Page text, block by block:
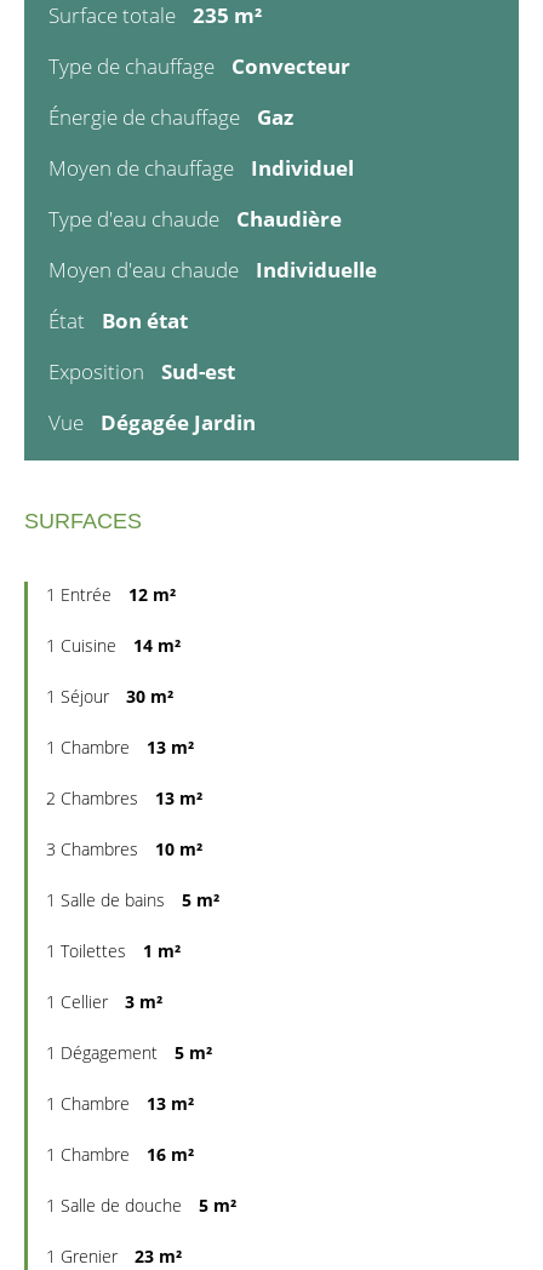
Surface totale
235 m²
Type de chauffage
Convecteur
Énergie de chauffage
Gaz
Moyen de chauffage
Individuel
Type d'eau chaude
Chaudière
Moyen d'eau chaude
Individuelle
État
Bon état
Exposition
Sud-est
Vue
Dégagée Jardin
SURFACES
1 Entrée 12 m²
1 Cuisine 14 m²
1 Séjour 30 m²
1 Chambre 13 m²
2 Chambres 13 m²
3 Chambres 10 m²
1 Salle de bains 5 m²
1 Toilettes 1 m²
1 Cellier 3 m²
1 Dégagement 5 m²
1 Chambre 13 m²
1 Chambre 16 m²
1 Salle de douche 5 m²
1 Grenier 23 m²